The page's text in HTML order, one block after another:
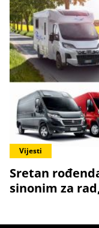
Vijesti
Sretan
sinonim za